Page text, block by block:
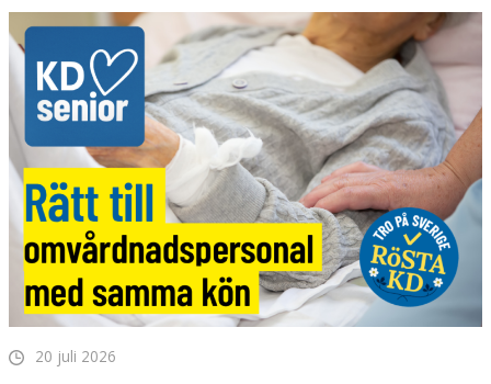
AKTUELLT
INFO & KONTAKT
VÅR POLITIK
20 juli 2026